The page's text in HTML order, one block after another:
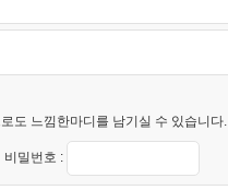
도 느낌한마디를 남기실 수 있습니다.
비밀번호 :